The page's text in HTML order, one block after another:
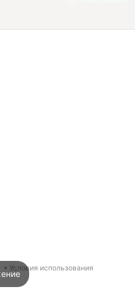
• Условия использования